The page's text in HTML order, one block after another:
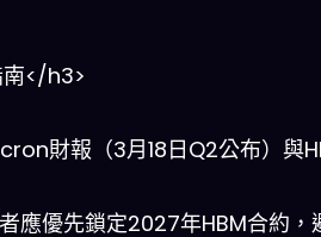
</h3>
財報（3月18日Q2公布）與
應優先鎖定2027年HBM合約，